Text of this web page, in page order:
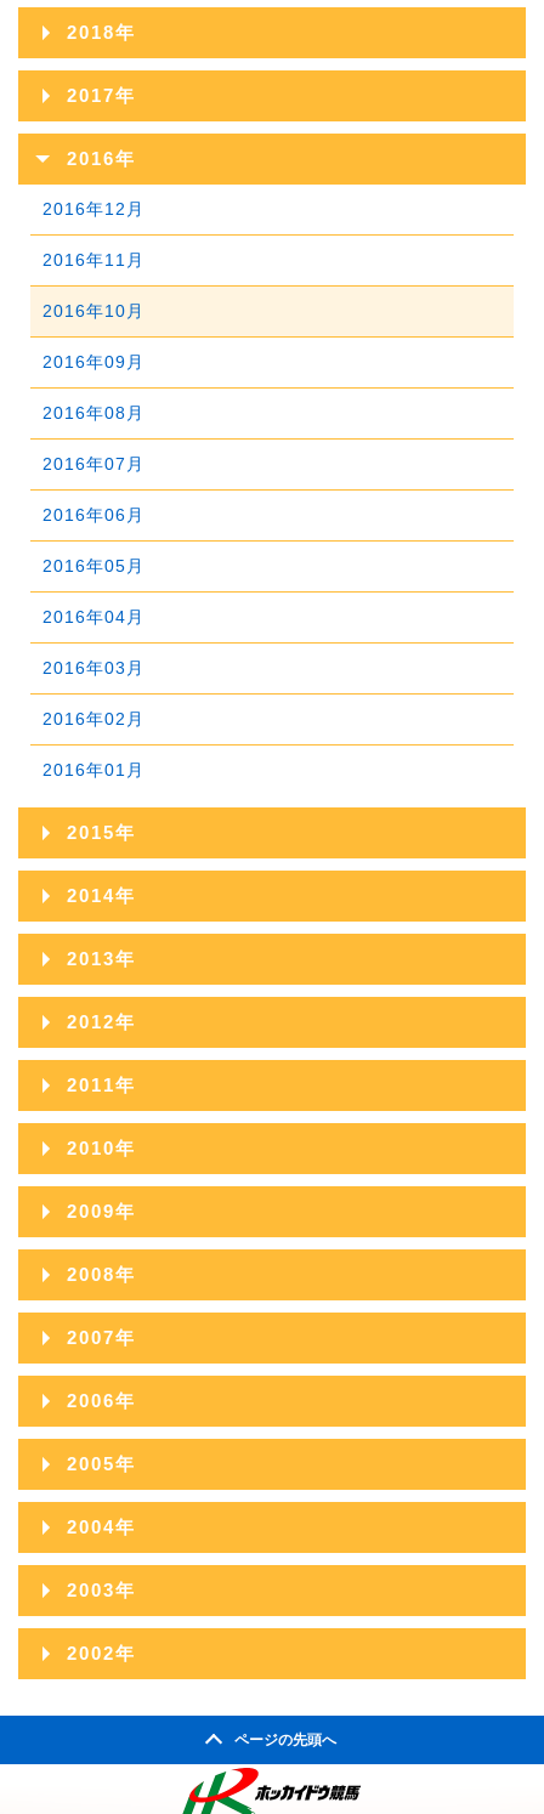
2025年03月
2025年02月
2025年01月
2024年06月
2024年05月
2024年03月
2024年02月
2024年01月
2023年07月
2023年06月
2023年05月
2022年08月
2022年07月
2022年06月
2022年05月
2022年04月
2022年03月
2022年02月
2022年01月
2021年09月
2021年08月
2021年07月
2021年06月
2021年05月
2021年04月
2021年03月
2021年02月
2021年01月
2020年11月
2020年10月
2020年09月
2020年08月
2020年07月
2020年06月
2020年05月
2020年04月
2020年03月
2020年02月
2020年01月
2019年12月
2019年11月
2019年10月
2019年09月
2019年08月
2019年07月
2019年06月
2019年05月
2019年04月
2019年03月
2019年02月
2019年01月
2018年
2018年12月
2018年11月
2018年10月
2018年09月
2018年08月
2018年07月
2018年06月
2018年05月
2018年04月
2018年03月
2018年02月
2018年01月
2017年
2017年12月
2016年
2016年12月
2016年11月
2016年10月
2016年09月
2016年08月
2016年07月
2016年06月
2016年05月
2016年04月
2016年03月
2016年02月
2016年01月
2015年
2015年12月
2015年11月
2015年10月
2015年09月
2015年08月
2015年07月
2015年06月
2015年05月
2015年03月
2015年02月
2015年01月
2014年
2014年12月
2014年11月
2014年10月
2014年09月
2014年08月
2014年07月
2014年06月
2014年05月
2014年03月
2014年02月
2014年01月
2013年
2013年12月
2013年11月
2013年10月
2013年09月
2013年08月
2013年07月
2013年06月
2013年05月
2013年03月
2013年02月
2013年01月
2012年
2012年12月
2012年11月
2012年10月
2012年09月
2012年08月
2012年07月
2012年06月
2012年05月
2012年03月
2012年02月
2012年01月
2011年
2011年12月
2011年11月
2011年10月
2011年09月
2011年08月
2011年07月
2011年06月
2011年05月
2011年03月
2011年02月
2010年
2010年12月
2010年11月
2010年10月
2010年09月
2010年08月
2010年07月
2010年06月
2010年05月
2010年03月
2009年
2009年12月
2009年11月
2009年10月
2009年09月
2009年08月
2009年07月
2009年06月
2009年05月
2009年03月
2008年
2008年12月
2008年11月
2008年10月
2008年09月
2008年08月
2008年07月
2008年06月
2008年05月
2007年
2007年12月
2007年11月
2007年10月
2007年09月
2007年08月
2007年07月
2006年
2006年12月
2006年11月
2006年10月
2006年09月
2006年08月
2005年
2005年12月
2005年11月
2005年10月
2005年09月
2005年08月
2005年07月
2004年
2004年12月
2004年11月
2004年10月
2003年
2003年12月
2002年
ページの先頭へ